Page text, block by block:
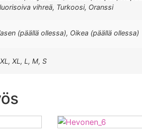
vihreä, Turkoosi, Oranssi
(päällä ollessa), Oikea (päällä ollessa)
XL, L, M, S